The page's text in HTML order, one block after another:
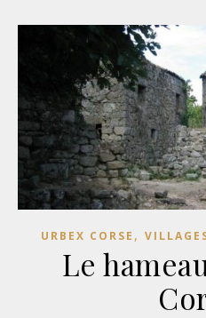
URBEX CORSE ,
Le